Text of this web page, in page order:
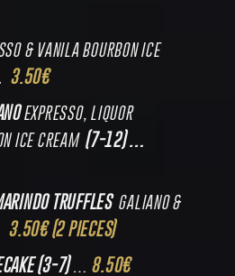
& VANILA BOURBON ICE
3.50€
EXPRESSO, LIQUOR
ICE CREAM (7-12) …
TRUFFLES GALIANO &
3.50€ (2 PIECES)
(3-7)… 8.50€